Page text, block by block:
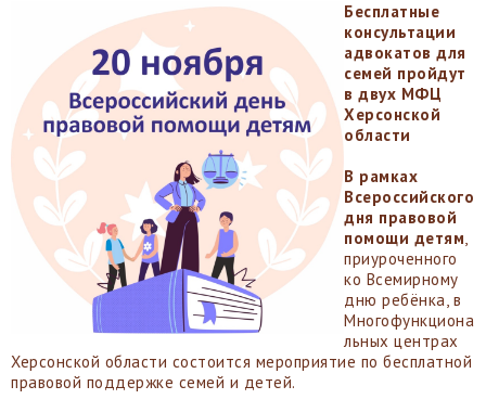
Бесплатные
консультации
адвокатов для
семей пройдут
в двух МФЦ
Херсонской
области
В рамках
Всероссийского
дня правовой
помощи детям,
приуроченного
ко Всемирному
дню ребёнка, в
Многофункциона
льных центрах
Херсонской области состоится мероприятие по бесплатной
правовой поддержке семей и детей.